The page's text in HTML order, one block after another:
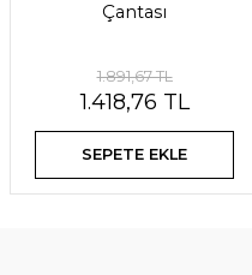
Çantası
1.891,67 TL
1.418,76 TL
SEPETE EKLE